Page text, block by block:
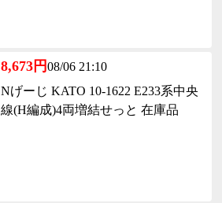
8,673円08/06 21:10
Nげーじ KATO 10-1622 E233系中央
線(H編成)4両増結せっと 在庫品